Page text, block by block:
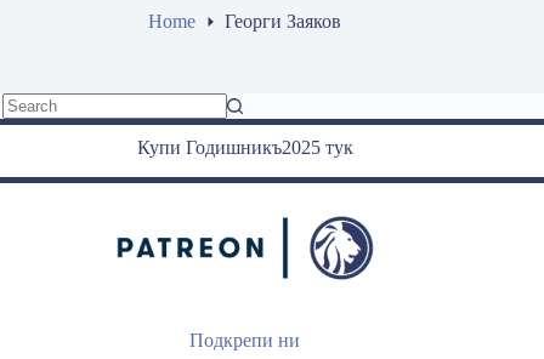
Home Георги Заяков
No
Купи Годишникъ2025 тук
Подкрепи ни